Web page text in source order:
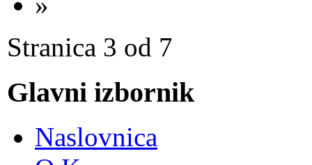
Stranica 3 od 7
Glavni izbornik
Naslovnica